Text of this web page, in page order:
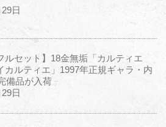
日
ルセット】18金無垢「カルティエ
カルティエ」1997年正規ギャラ・内
備品が入荷
日